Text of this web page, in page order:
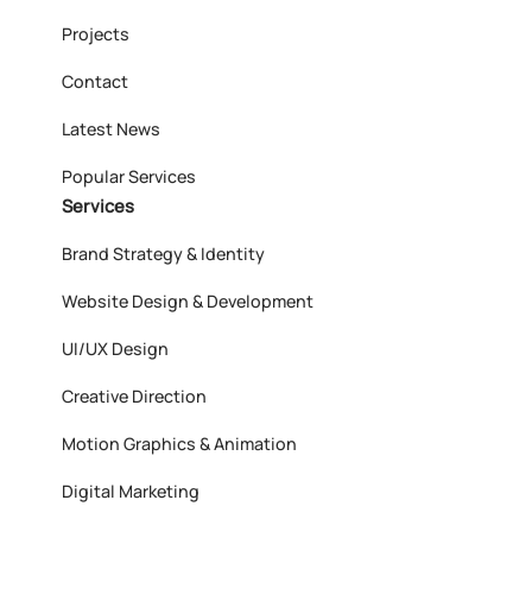
Projects
Contact
Latest News
Popular Services
Services
Brand Strategy & Identity
Website Design & Development
UI/UX Design
Creative Direction
Motion Graphics & Animation
Digital Marketing